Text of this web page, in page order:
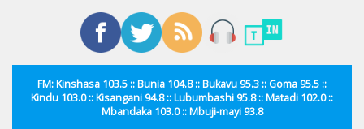
FM: Kinshasa 103.5 :: Bunia 104.8 :: Bukavu 95.3 :: Goma 95.5 ::
Kindu 103.0 :: Kisangani 94.8 :: Lubumbashi 95.8 :: Matadi 102.0 ::
Mbandaka 103.0 :: Mbuji-mayi 93.8